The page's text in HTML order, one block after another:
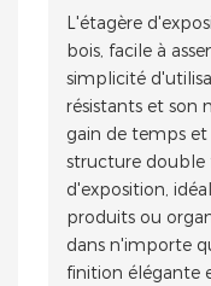
L'étagère
bois, facile à
simplicité
résistants et son
gain de temps et
structure double
d'exposition,
produits ou
dans n'importe
finition élégante